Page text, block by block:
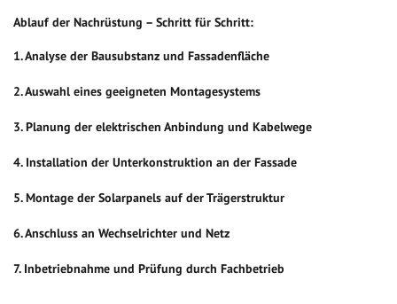
Ablauf der Nachrüstung – Schritt für Schritt:
1. Analyse der Bausubstanz und Fassadenfläche
2. Auswahl eines geeigneten Montagesystems
3. Planung der elektrischen Anbindung und Kabelwege
4. Installation der Unterkonstruktion an der Fassade
5. Montage der Solarpanels auf der Trägerstruktur
6. Anschluss an Wechselrichter und Netz
7. Inbetriebnahme und Prüfung durch Fachbetrieb